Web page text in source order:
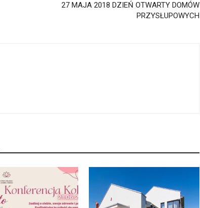
27 MAJA 2018 DZIEŃ OTWARTY DOMÓW
PRZYSŁUPOWYCH